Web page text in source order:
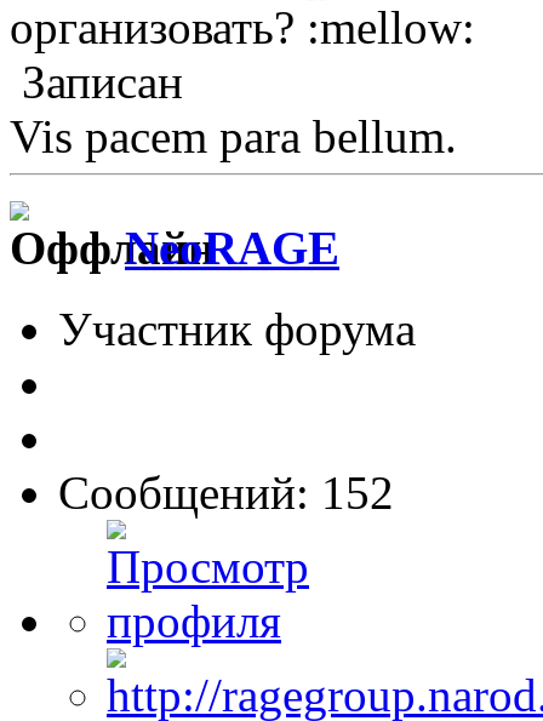
организовать?
Записан
Vis pacem para bellum.
NeoRAGE
Участник форума
Сообщений: 152